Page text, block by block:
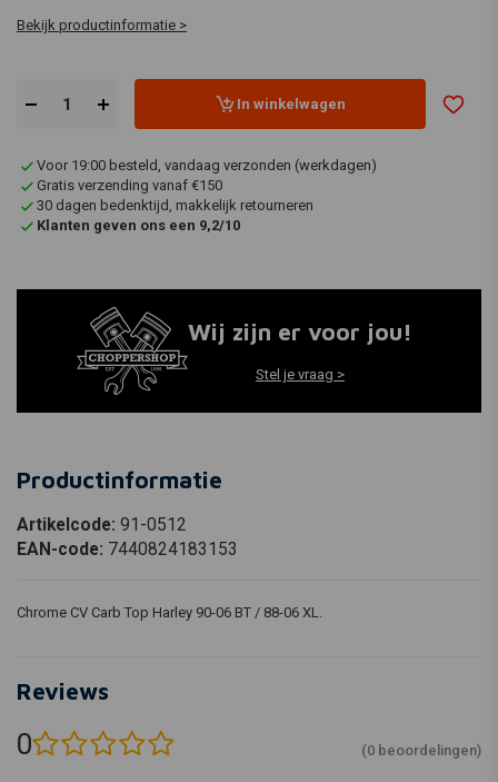
Bekijk productinformatie >
In winkelwagen
Voor 19:00 besteld, vandaag verzonden (werkdagen)
Gratis verzending vanaf €150
30 dagen bedenktijd, makkelijk retourneren
Klanten geven ons een 9,2/10
Wij zijn er voor jou!
Stel je vraag >
Productinformatie
Artikelcode: 91-0512
EAN-code: 7440824183153
Chrome CV Carb Top Harley 90-06 BT / 88-06 XL.
Reviews
0 (0 beoordelingen)